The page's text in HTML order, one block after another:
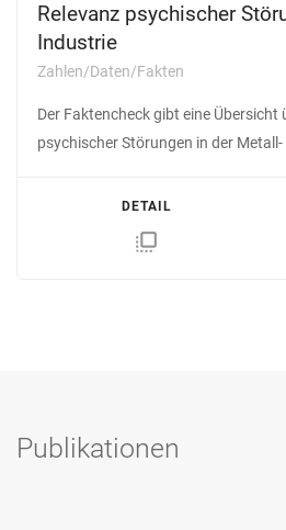
Relevanz psychischer
Industrie
Zahlen/Daten/Fakten
Der Faktencheck gibt eine Übersicht
psychischer Störungen in der
DETAIL
flip_to_front
Publikationen